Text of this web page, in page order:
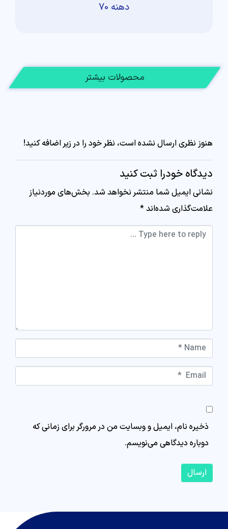
دهنه 70
محصولات بیشتر
هنوز نظری ارسال نشده است، نظر خود را در زیر اضافه کنید!
دیدگاه خودرا ثبت کنید
نشانی ایمیل شما منتشر نخواهد شد. بخش‌های موردنیاز
علامت‌گذاری شده‌اند*
Comment *
Name *
Email *
ذخیره نام، ایمیل و وبسایت من در مرورگر برای زمانی که
دوباره دیدگاهی می‌نویسم.
ارسال